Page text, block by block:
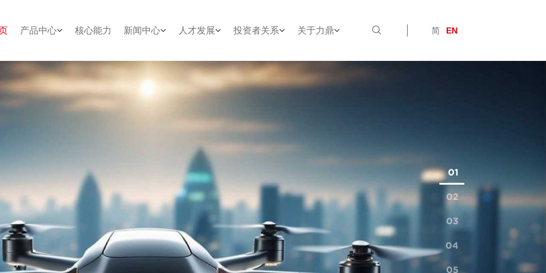
产品中心 核心能力 新闻中心 人才发展 投资者关系 关于力鼎 简 EN
01
02
03
04
05